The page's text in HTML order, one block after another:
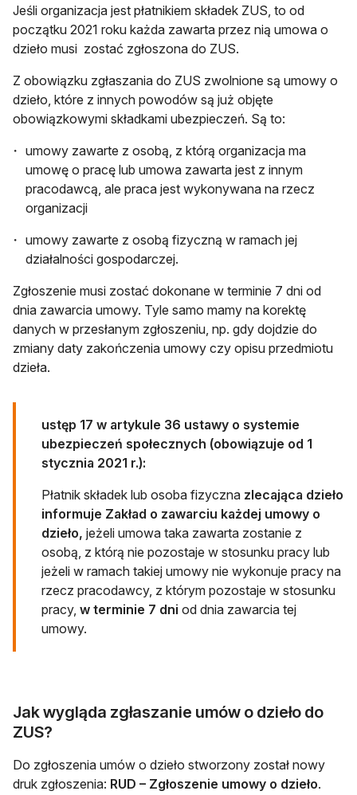
Jeśli organizacja jest płatnikiem składek ZUS, to od
początku 2021 roku każda zawarta przez nią umowa o
dzieło musi zostać zgłoszona do ZUS.
Z obowiązku zgłaszania do ZUS zwolnione są umowy o
dzieło, które z innych powodów są już objęte
obowiązkowymi składkami ubezpieczeń. Są to:
umowy zawarte z osobą, z którą organizacja ma
umowę o pracę lub umowa zawarta jest z innym
pracodawcą, ale praca jest wykonywana na rzecz
organizacji
umowy zawarte z osobą fizyczną w ramach jej
działalności gospodarczej.
Zgłoszenie musi zostać dokonane w terminie 7 dni od
dnia zawarcia umowy. Tyle samo mamy na korektę
danych w przesłanym zgłoszeniu, np. gdy dojdzie do
zmiany daty zakończenia umowy czy opisu przedmiotu
dzieła.
ustęp 17 w artykule 36 ustawy o systemie
ubezpieczeń społecznych (obowiązuje od 1
stycznia 2021 r.):
Płatnik składek lub osoba fizyczna zlecająca dzieło
informuje Zakład o zawarciu każdej umowy o
dzieło, jeżeli umowa taka zawarta zostanie z
osobą, z którą nie pozostaje w stosunku pracy lub
jeżeli w ramach takiej umowy nie wykonuje pracy na
rzecz pracodawcy, z którym pozostaje w stosunku
pracy, w terminie 7 dni od dnia zawarcia tej
umowy.
Jak wygląda zgłaszanie umów o dzieło do
ZUS?
Do zgłoszenia umów o dzieło stworzony został nowy
druk zgłoszenia: RUD – Zgłoszenie umowy o dzieło.